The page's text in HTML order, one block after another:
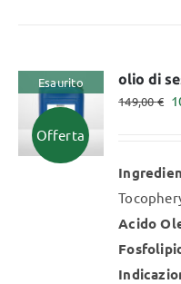
Esaurito
Offerta
olio di
149,00€ Il
Acido